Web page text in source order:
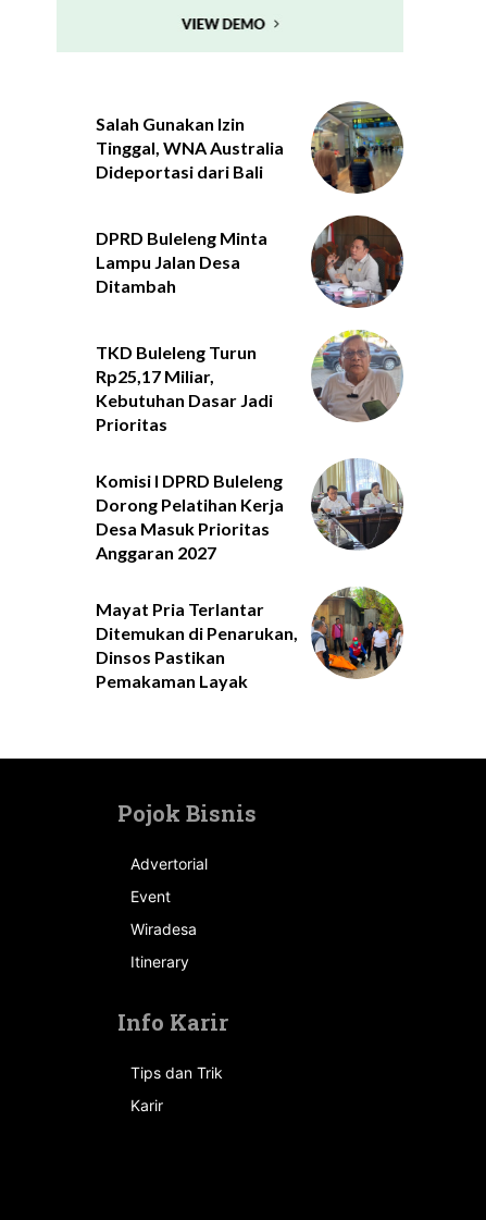
Salah Gunakan Izin
Tinggal, WNA Australia
Dideportasi dari Bali
DPRD Buleleng Minta
Lampu Jalan Desa
Ditambah
TKD Buleleng Turun
Rp25,17 Miliar,
Kebutuhan Dasar Jadi
Prioritas
Komisi I DPRD Buleleng
Dorong Pelatihan Kerja
Desa Masuk Prioritas
Anggaran 2027
Mayat Pria Terlantar
Ditemukan di Penarukan,
Dinsos Pastikan
Pemakaman Layak
Pojok Bisnis
Advertorial
Event
Wiradesa
Itinerary
Info Karir
Tips dan Trik
Karir